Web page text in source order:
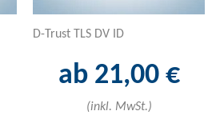
D-Trust TLS DV ID
ab 21,00 €
(inkl. MwSt.)